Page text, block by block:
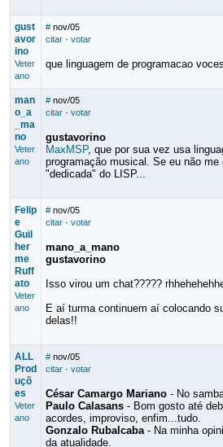
gust
avor
ino
Veter
ano
# nov/05
citar· votar
que linguagem de programacao
man
o_a
_ma
no
Veter
ano
# nov/05
citar· votar
gustavorino
MaxMSP, que por sua vez usa
programação musical. Se eu não me
"dedicada" do LISP...
Felip
e
Guil
her
me
Ruff
ato
Veter
ano
# nov/05
citar· votar
mano_a_mano
gustavorino
Isso virou um chat?????
E aí turma continuem aí colocando
delas!!
ALL
Prod
uçõ
es
Veter
ano
# nov/05
citar· votar
César Camargo Mariano - No
Paulo Calasans - Bom gosto até
acordes, improviso, enfim...tudo.
Gonzalo Rubalcaba - Na minha
da atualidade.